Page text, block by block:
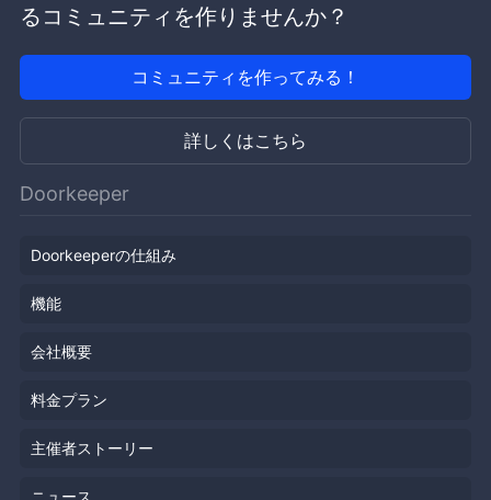
るコミュニティを作りませんか？
コミュニティを作ってみる！
詳しくはこちら
Doorkeeper
Doorkeeperの仕組み
機能
会社概要
料金プラン
主催者ストーリー
ニュース